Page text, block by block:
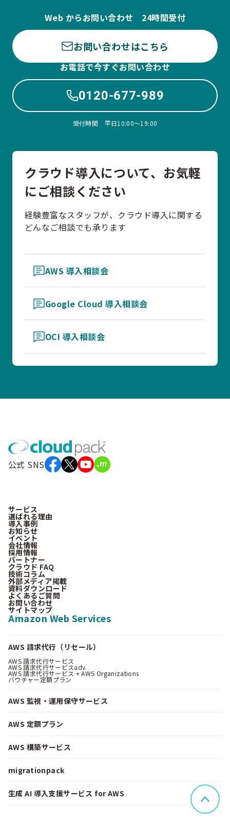
Web からお問い合わせ 24時間受付
お問い合わせはこちら
お電話で今すぐお問い合わせ
0120-677-989
受付時間 平日10:00〜19:00
クラウド導入について、お気軽
にご相談ください
経験豊富なスタッフが、クラウド導入に関する
どんなご相談でも承ります
AWS 導入相談会
Google Cloud 導入相談会
OCI 導入相談会
公式 SNS
サービス
選ばれる理由
導入事例
お知らせ
イベント
会社情報
採用情報
パートナー
クラウド FAQ
技術コラム
外部メディア掲載
資料ダウンロード
よくあるご質問
お問い合わせ
サイトマップ
Amazon Web Services
AWS 請求代行（リセール）
AWS 請求代行サービス
AWS 請求代行サービスadv.
AWS 請求代行サービス + AWS Organizations
バウチャー定額プラン
AWS 監視・運用保守サービス
AWS 定額プラン
AWS 構築サービス
migrationpack
生成 AI 導入支援サービス for AWS
ペ